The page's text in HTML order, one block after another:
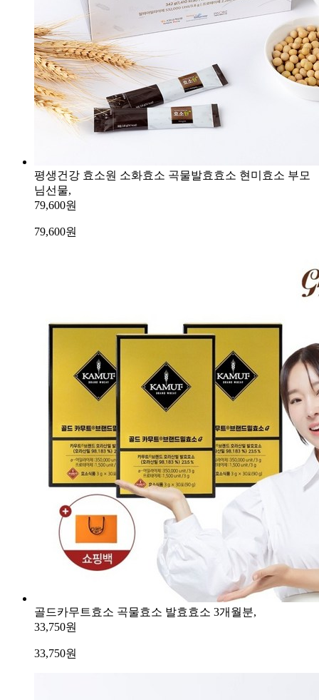
평생건강 효소원 소화효소 곡물발효효소 현미효소 부모
님선물,
79,600원
79,600원
골드카무트효소 곡물효소 발효효소 3개월분,
33,750원
33,750원